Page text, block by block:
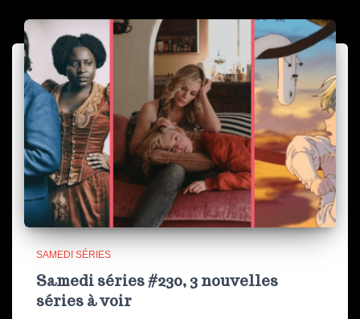
SAMEDI SÉRIES
Samedi séries #230, 3 nouvelles
séries à voir